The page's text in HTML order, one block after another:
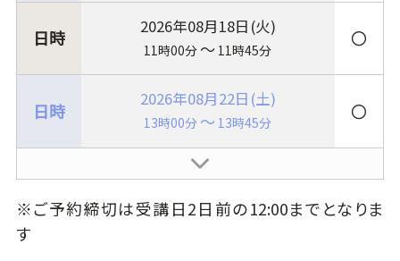
2026年08月18日(火)
11時00分 ～ 11時45分
〇
2026年08月22日(土)
13時00分 ～ 13時45分
〇
※ご予約締切は受講日2日前の12:00までとなりま
す